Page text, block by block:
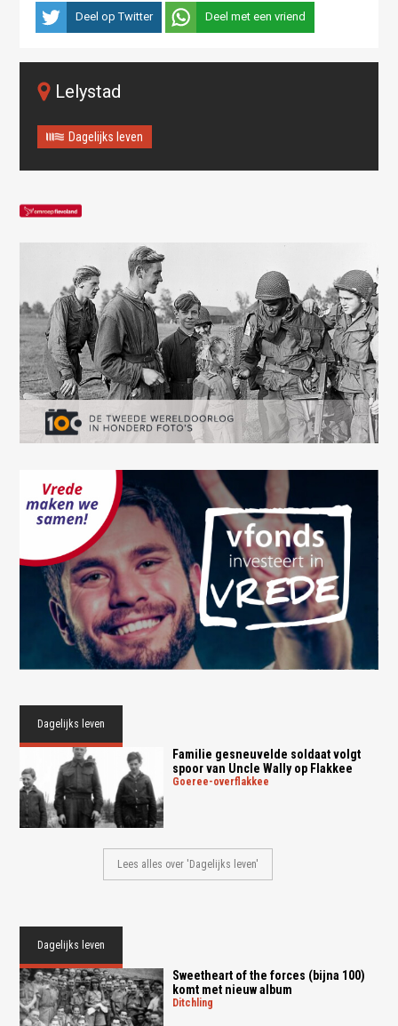
Deel op Twitter Deel met een vriend
Lelystad
Dagelijks leven
Dagelijks leven
Familie gesneuvelde soldaat volgt
spoor van Uncle Wally op Flakkee
goeree-overflakkee
Lees alles over 'Dagelijks leven'
Dagelijks leven
Sweetheart of the forces (bijna 100)
komt met nieuw album
ditchling